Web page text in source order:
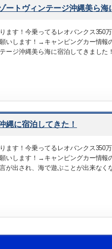
ートヴィンテージ沖縄美ら海
ます！今乗ってるレオバンクス350
いします！→キャンピングカー情
ージ沖縄美ら海に宿泊してきまし
縄に宿泊してきた！
ます！今乗ってるレオバンクス350
いします！→キャンピングカー情
が出され、海で遊ぶことが出来な